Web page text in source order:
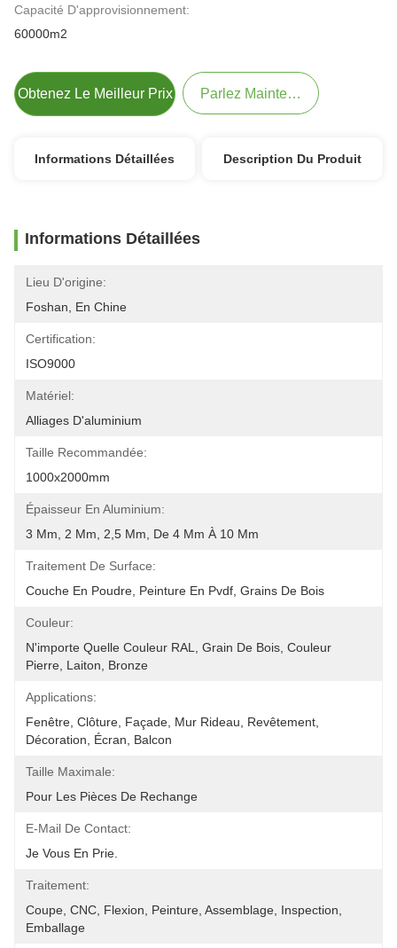
Capacité D'approvisionnement:
60000m2
Obtenez Le Meilleur Prix Parlez Maintenant.
Informations Détaillées Description Du Produit
Informations Détaillées
Lieu D'origine:
Foshan, En Chine
Certification:
ISO9000
Matériel:
Alliages D'aluminium
Taille Recommandée:
1000x2000mm
Épaisseur En Aluminium:
3 Mm, 2 Mm, 2,5 Mm, De 4 Mm À 10 Mm
Traitement De Surface:
Couche En Poudre, Peinture En Pvdf, Grains De Bois
Couleur:
N'importe Quelle Couleur RAL, Grain De Bois, Couleur
Pierre, Laiton, Bronze
Applications:
Fenêtre, Clôture, Façade, Mur Rideau, Revêtement,
Décoration, Écran, Balcon
Taille Maximale:
Pour Les Pièces De Rechange
E-Mail De Contact:
Je Vous En Prie.
Traitement:
Coupe, CNC, Flexion, Peinture, Assemblage, Inspection,
Emballage